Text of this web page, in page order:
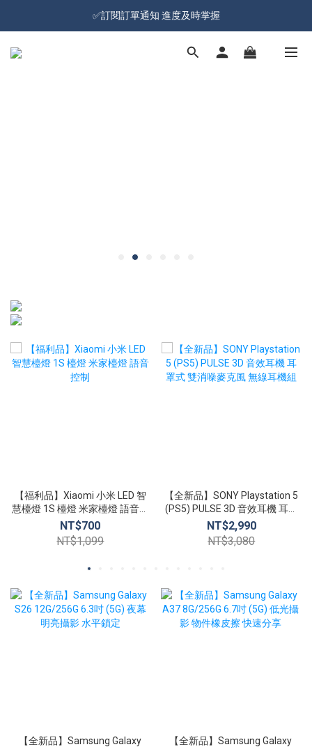
加入會員就送100元購物金 | 全館購物滿＄599 免運
✅訂閱訂單通知 進度及時掌握
加入會員就送100元購物金 | 全館購物滿＄599 免運
【福利品】Xiaomi 小米 LED 智
慧檯燈 1S 檯燈 米家檯燈 語音控
制
NT$700
NT$1,099
【全新品】SONY Playstation 5
(PS5) PULSE 3D 音效耳機 耳罩
式 雙消噪麥克風 無線耳機組
NT$2,990
NT$3,080
【全新品】Samsung Galaxy
【全新品】Samsung Galaxy